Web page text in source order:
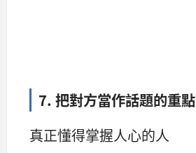
7. 把對方當作話題的重點
真正懂得掌握人心的人